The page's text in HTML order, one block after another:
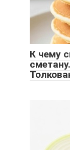
К чему